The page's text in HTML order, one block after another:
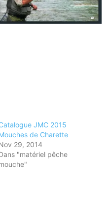
JMC 2015
de Charette
29, 2014
"matériel pêche